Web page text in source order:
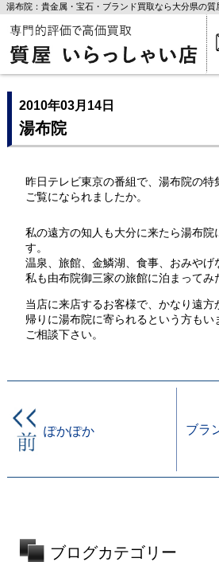
湯布院：貴金属・宝石・ブランド買取なら大分県の質
2010年03月14日
湯布院
昨日テレビ東京の番組で、湯布院の特
ご覧になられましたか。
私の遠方の知人も大分に来たら湯布院
す。
温泉、旅館、金鱗湖、食事、おみやげ
私も由布院御三家の旅館に泊まってみ
当店に来店するお客様で、かなり遠方
帰りに湯布院に寄られるという方もい
ご相談下さい。
ぽかぽか ブラ
ブログカテゴリー